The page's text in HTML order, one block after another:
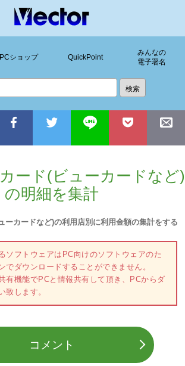
PCショップ QuickPoint
みんなの
電子署名
ード(ビューカードなど)
の明細を集計
ーカードなど)の利用店別に利用金額の集計をする
ソフトウェアはPC向けのソフトウェアのた
でダウンロードすることができません。
有機能でPCと情報共有して頂き、PCからダ
致します。
コメント